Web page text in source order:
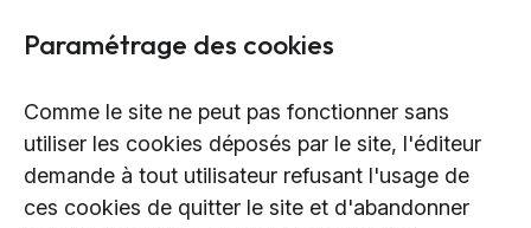
Paramétrage des cookies
Comme le site ne peut pas fonctionner sans
utiliser les cookies déposés par le site, l'éditeur
demande à tout utilisateur refusant l'usage de
ces cookies de quitter le site et d'abandonner